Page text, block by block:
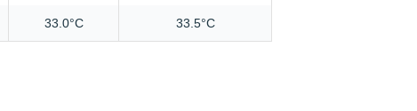
33.0°C 33.5°C